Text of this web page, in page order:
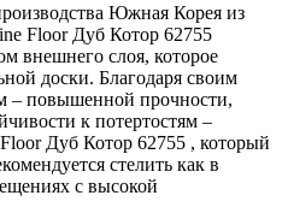
Южная Корея из
Floor Дуб Котор 62755
внешнего слоя, которое
доски. Благодаря своим
– повышенной прочности,
к потертостям –
Дуб Котор 62755 , который
стелить как в
с высокой